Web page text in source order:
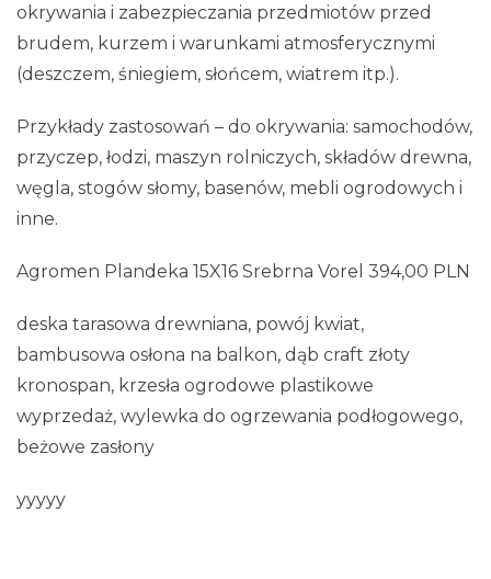
okrywania i zabezpieczania przedmiotów przed
brudem, kurzem i warunkami atmosferycznymi
(deszczem, śniegiem, słońcem, wiatrem itp.).
Przykłady zastosowań – do okrywania: samochodów,
przyczep, łodzi, maszyn rolniczych, składów drewna,
węgla, stogów słomy, basenów, mebli ogrodowych i
inne.
Agromen Plandeka 15X16 Srebrna Vorel 394,00 PLN
deska tarasowa drewniana, powój kwiat,
bambusowa osłona na balkon, dąb craft złoty
kronospan, krzesła ogrodowe plastikowe
wyprzedaż, wylewka do ogrzewania podłogowego,
beżowe zasłony
yyyyy